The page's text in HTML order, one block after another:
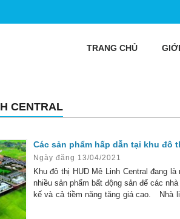
TRANG CHỦ
CENTRAL
Các sản phẩm hấp dẫn tại khu đô
Ngày đăng 13/04/2021
Khu đô thị HUD Mê Linh Central đang
nhiều sản phẩm bất động sản để các
kế và cả tiềm năng tăng giá cao. Nhà